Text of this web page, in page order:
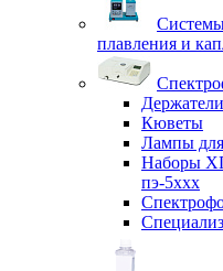
плавления и
Кюветы
Лампы для
Наборы
пэ-5ххх